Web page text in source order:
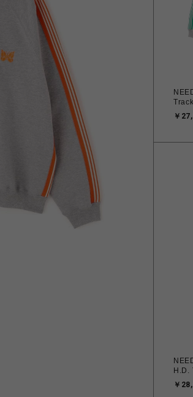
￥
H.D.
￥